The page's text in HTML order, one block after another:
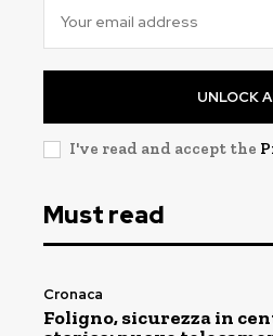
UNLOCK
I've read and accept the
Must read
Cronaca
Foligno, sicurezza in